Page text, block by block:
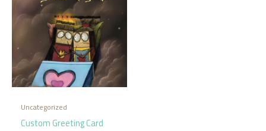
Uncategorized
Custom Greeting Card